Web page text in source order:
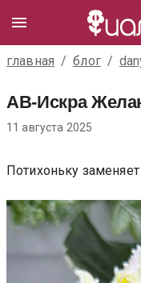
главная / блог /
АВ-Искра
11 августа 2025
Потихоньку